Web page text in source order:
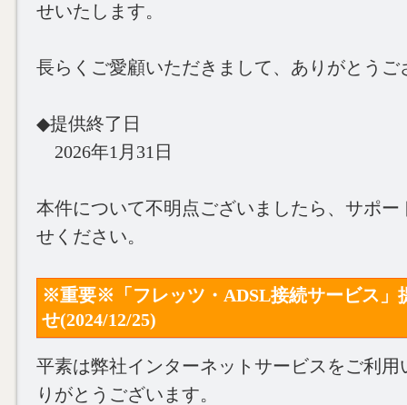
せいたします。
長らくご愛顧いただきまして、ありがとうご
◆提供終了日
2026年1月31日
本件について不明点ございましたら、サポー
せください。
※重要※「フレッツ・ADSL接続サービス」
せ(2024/12/25)
平素は弊社インターネットサービスをご利用
りがとうございます。